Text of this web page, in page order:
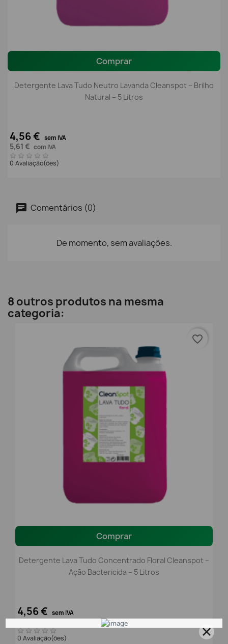
Comprar
Detergente Lava Tudo Neutro Lavanda Cleanspot – Brilho
Natural – 5 Litros
4,56 € sem IVA
5,61 € com IVA
0 Avaliação(ões)
Comentários (0)
De momento, sem avaliações.
8 outros produtos na mesma
categoria:
Comprar
Detergente Lava Tudo Concentrado Floral Cleanspot –
Ação Bactericida – 5 Litros
4,56 € sem IVA
5,61 €
0 Avaliação(ões)
favorite_border